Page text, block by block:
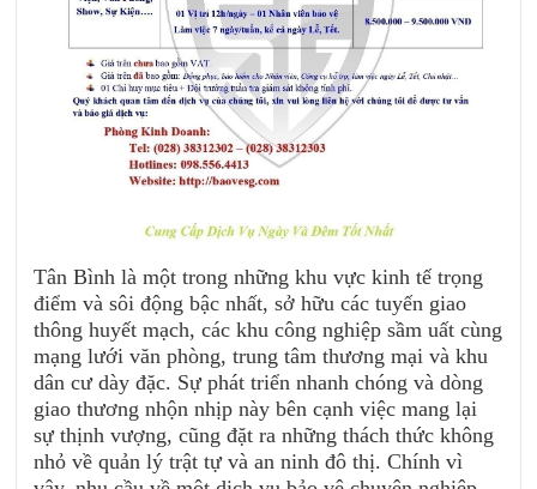
Tân Bình là một trong những khu vực kinh tế trọng
điểm và sôi động bậc nhất, sở hữu các tuyến giao
thông huyết mạch, các khu công nghiệp sầm uất cùng
mạng lưới văn phòng, trung tâm thương mại và khu
dân cư dày đặc. Sự phát triển nhanh chóng và dòng
giao thương nhộn nhịp này bên cạnh việc mang lại
sự thịnh vượng, cũng đặt ra những thách thức không
nhỏ về quản lý trật tự và an ninh đô thị. Chính vì